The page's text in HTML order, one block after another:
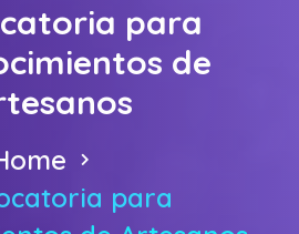
para
de
para